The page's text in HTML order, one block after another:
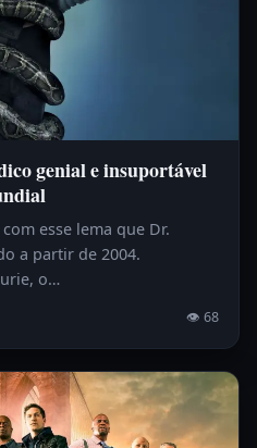
genial e insuportável
esse lema que Dr.
a partir de 2004.
o…
👁 68